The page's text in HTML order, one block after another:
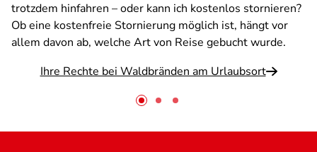
trotzdem hinfahren – oder kann ich kostenlos stornieren?
Ob eine kostenfreie Stornierung möglich ist, hängt vor
allem davon ab, welche Art von Reise gebucht wurde.
Ihre Rechte bei Waldbränden am Urlaubsort